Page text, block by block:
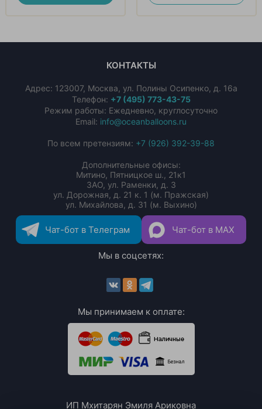
КОНТАКТЫ
Адрес: 123007, Москва, ул. Полины Осипенко, д. 16а
Телефон: +7 (495) 773-43-75
Режим работы: Ежедневно, круглосуточно
Email: info@oceanballoons.ru
По всем претензиям: +7 (926) 392-39-88
Дополнительные офисы:
Митино, Пятницкое ш., 21к1
ЗАО, ул. Раменки, д. 3
ул. Дорожная, д. 21 к. 1 (м. Пражская)
ул. Михайлова, д. 31 (м. Выхино)
Чат-бот в Телеграм Чат-бот в MAX
Мы в соцсетях:
Мы принимаем к оплате:
ИП Мхитарян Эмиля Ариковна